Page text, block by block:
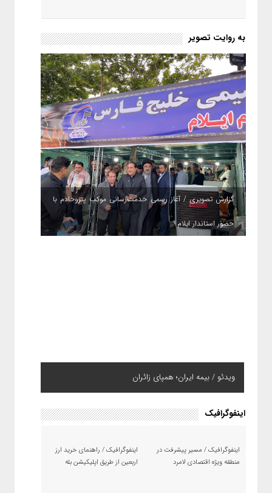
به روایت تصویر
گزارش تصویری / آغاز رسمی خدمت‌رسانی موکب پتروخادم با
حضور استاندار ایلام
ویدئو / بیمه ایران؛ همپای زائران
حمله پهپادی به مقر تروریست‌ها در شمال عراق؛ انفجارهای
مهیب در اربیل و سلیمانیه + ویدئو
اینفوگرافیک
اینفوگرافیک / مسیر پیشرفت در
منطقه ویژه اقتصادی لامرد
اینفوگرافیک / راهنمای خرید ارز
اربعین از طریق اپلیکیشن بله